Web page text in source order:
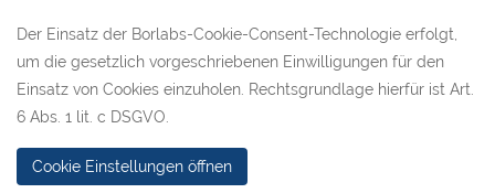
Der Einsatz der Borlabs-Cookie-Consent-Technologie erfolgt,
um die gesetzlich vorgeschriebenen Einwilligungen für den
Einsatz von Cookies einzuholen. Rechtsgrundlage hierfür ist Art.
6 Abs. 1 lit. c DSGVO.
Cookie Einstellungen öffnen